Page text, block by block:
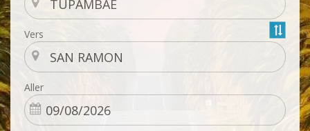
Vers
Aller